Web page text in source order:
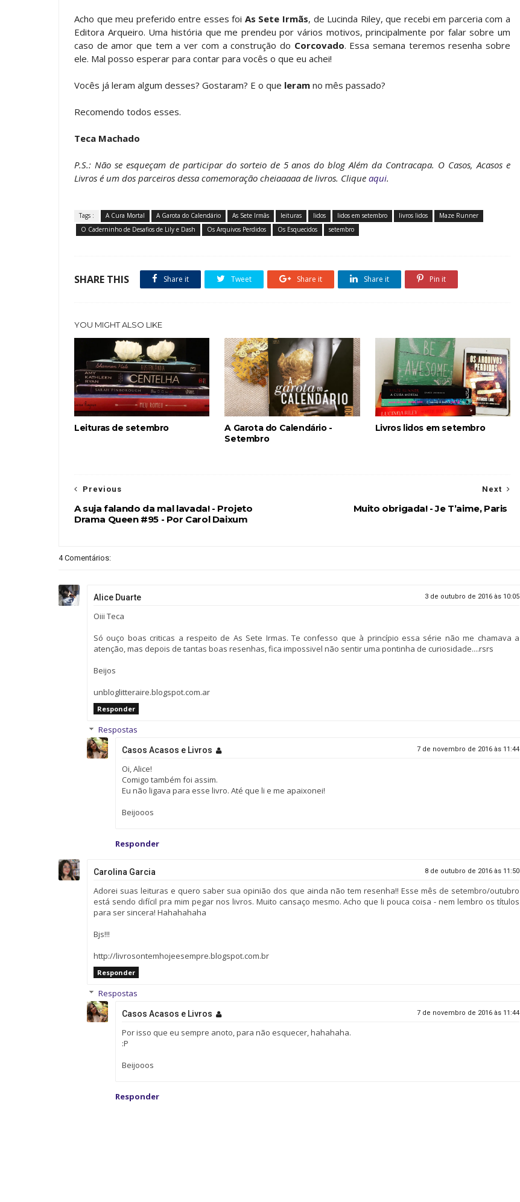
Acho que meu preferido entre esses foi As Sete Irmãs, de Lucinda Riley, que recebi em parceria com a
Editora Arqueiro. Uma história que me prendeu por vários motivos, principalmente por falar sobre um
caso de amor que tem a ver com a construção do Corcovado. Essa semana teremos resenha sobre
ele. Mal posso esperar para contar para vocês o que eu achei!
Vocês já leram algum desses? Gostaram? E o que leram no mês passado?
Recomendo todos esses.
Teca Machado
P.S.: Não se esqueçam de participar do sorteio de 5 anos do blog Além da Contracapa. O Casos, Acasos e
Livros é um dos parceiros dessa comemoração cheiaaaaa de livros. Clique aqui.
Tags : A Cura Mortal A Garota do Calendário As Sete Irmãs leituras lidos lidos em setembro livros lidos
Maze Runner
O Caderninho de Desafios de Lily e Dash
Os Arquivos Perdidos Os Esquecidos setembro
SHARE THIS Share it Tweet Share it Share it Pin it
YOU MIGHT ALSO LIKE
Leituras de setembro
A Garota do Calendário -
Setembro
Livros lidos em setembro
Next
Muito obrigada! - Je T’aime, Paris
Previous
A suja falando da mal lavada! - Projeto
Drama Queen #95 - Por Carol Daixum
4 Comentários:
Alice Duarte 3 de outubro de 2016 às 10:05
Oiii Teca
Só ouço boas criticas a respeito de As Sete Irmas. Te confesso que à princípio essa série não me chamava a
atenção, mas depois de tantas boas resenhas, fica impossivel não sentir uma pontinha de curiosidade....rsrs
Beijos
unbloglitteraire.blogspot.com.ar
Responder
Respostas
Casos Acasos e Livros 7 de novembro de 2016 às 11:44
Oi, Alice!
Comigo também foi assim.
Eu não ligava para esse livro. Até que li e me apaixonei!
Beijooos
Responder
Carolina Garcia 8 de outubro de 2016 às 11:50
Adorei suas leituras e quero saber sua opinião dos que ainda não tem resenha!! Esse mês de setembro/outubro
está sendo difícil pra mim pegar nos livros. Muito cansaço mesmo. Acho que li pouca coisa - nem lembro os títulos
para ser sincera! Hahahahaha
Bjs!!!
http://livrosontemhojeesempre.blogspot.com.br
Responder
Respostas
Casos Acasos e Livros 7 de novembro de 2016 às 11:44
Por isso que eu sempre anoto, para não esquecer, hahahaha.
:P
Beijooos
Responder